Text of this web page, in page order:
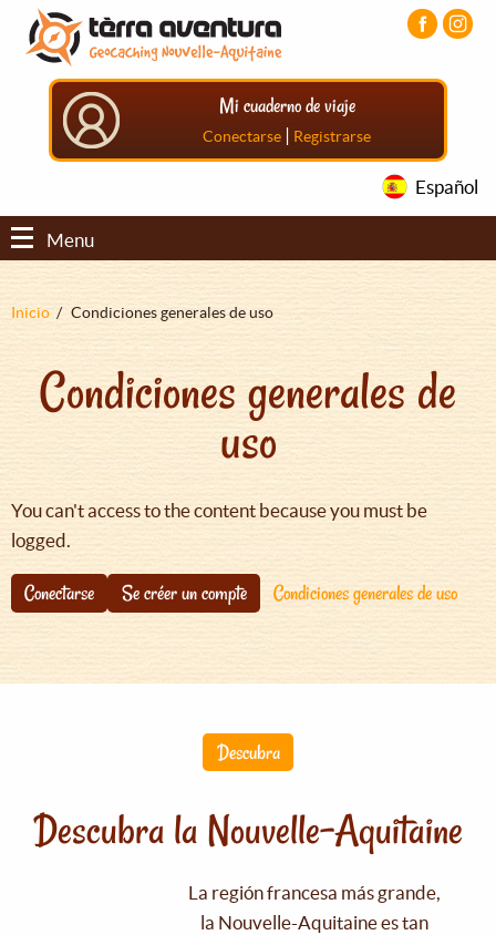
Pasar
contenido
principal
Pasar
menú
principal
Pasar
principal
Mi cuaderno de viaje
Conectarse | Registrarse
Español
Menu
Sobrescribir
ayuda
navegación
Inicio Condiciones generales de uso
Condiciones generales de
uso
You can't access to the content because you must be
logged.
Conectarse Se créer un compte Condiciones generales de uso
Descubra
Descubra la Nouvelle-Aquitaine
La región francesa más grande,
la Nouvelle-Aquitaine es tan